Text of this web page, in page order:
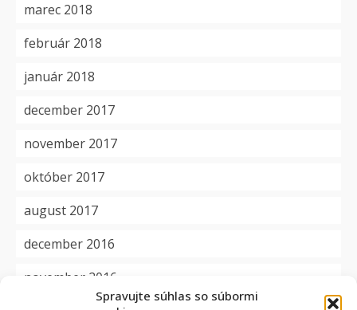
Spravujte súhlas so súbormi
marec 2018
február 2018
január 2018
december 2017
november 2017
október 2017
august 2017
december 2016
november 2016